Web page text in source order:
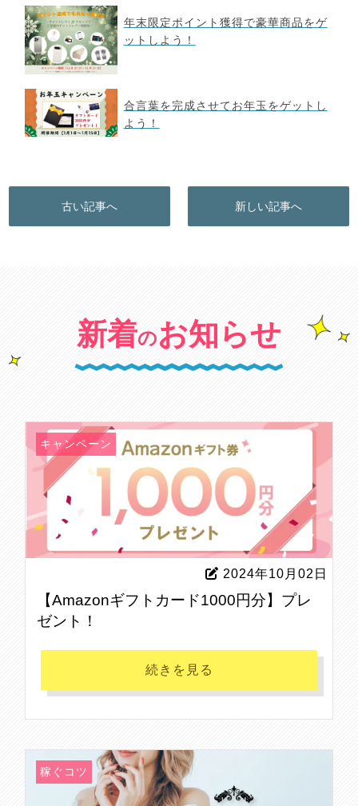
年末限定ポイント獲得で豪華商品をゲ
ットしよう！
合言葉を完成させてお年玉をゲットし
よう！
古い記事へ 新しい記事へ
新着のお知らせ
キャンペーン
2024年10月02日
【Amazonギフトカード1000円分】プレ
ゼント！
続きを見る
稼ぐコツ